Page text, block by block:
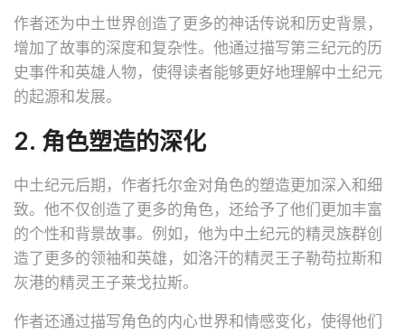
作者还为中土世界创造了更多的神话传说和历史背景，
增加了故事的深度和复杂性。他通过描写第三纪元的历
史事件和英雄人物，使得读者能够更好地理解中土纪元
的起源和发展。
2. 角色塑造的深化
中土纪元后期，作者托尔金对角色的塑造更加深入和细
致。他不仅创造了更多的角色，还给予了他们更加丰富
的个性和背景故事。例如，他为中土纪元的精灵族群创
造了更多的领袖和英雄，如洛汗的精灵王子勒苟拉斯和
灰港的精灵王子莱戈拉斯。
作者还通过描写角色的内心世界和情感变化，使得他们